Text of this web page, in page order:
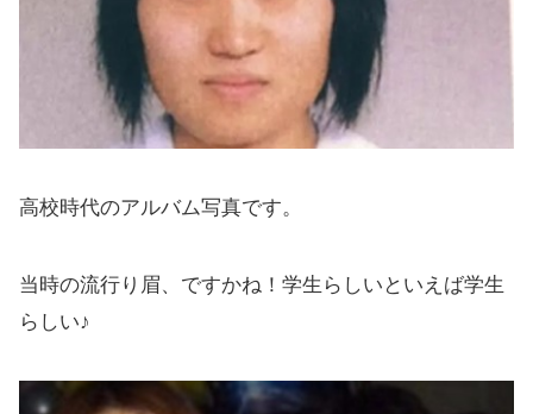
高校時代のアルバム写真です。
当時の流行り眉、ですかね！学生らしいといえば学生
らしい♪